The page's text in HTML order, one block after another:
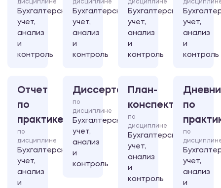
дисциплине
Бухгалтерский
учет,
анализ
и
контроль
дисциплине
Бухгалтерский
учет,
анализ
и
контроль
дисциплине
Бухгалтерский
учет,
анализ
и
контроль
учет,
анализ
и
контроль
Отчет
по
практике
по
дисциплине
Бухгалтерский
учет,
анализ
и
Диссертация
по
дисциплине
Бухгалтерский
учет,
анализ
и
контроль
План-
конспект
по
дисциплине
Бухгалтерский
учет,
анализ
и
контроль
по
по
учет,
анализ
и